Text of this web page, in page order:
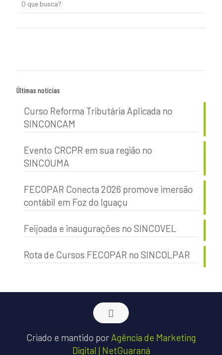
Últimas notícias
Curso Reforma Tributária Aplicada no
SINCONCAM
Evento CRCPR em sua região no
SINCOUMA
FECOPAR Conecta 2026 promove imersão
contábil em Foz do Iguaçu
Feijoada e inaugurações no SINCOVEL
Rota de Cursos FECOPAR no SINCOLPAR
Criado e mantido por Agência de Marketing
Digital | NetGuaraná